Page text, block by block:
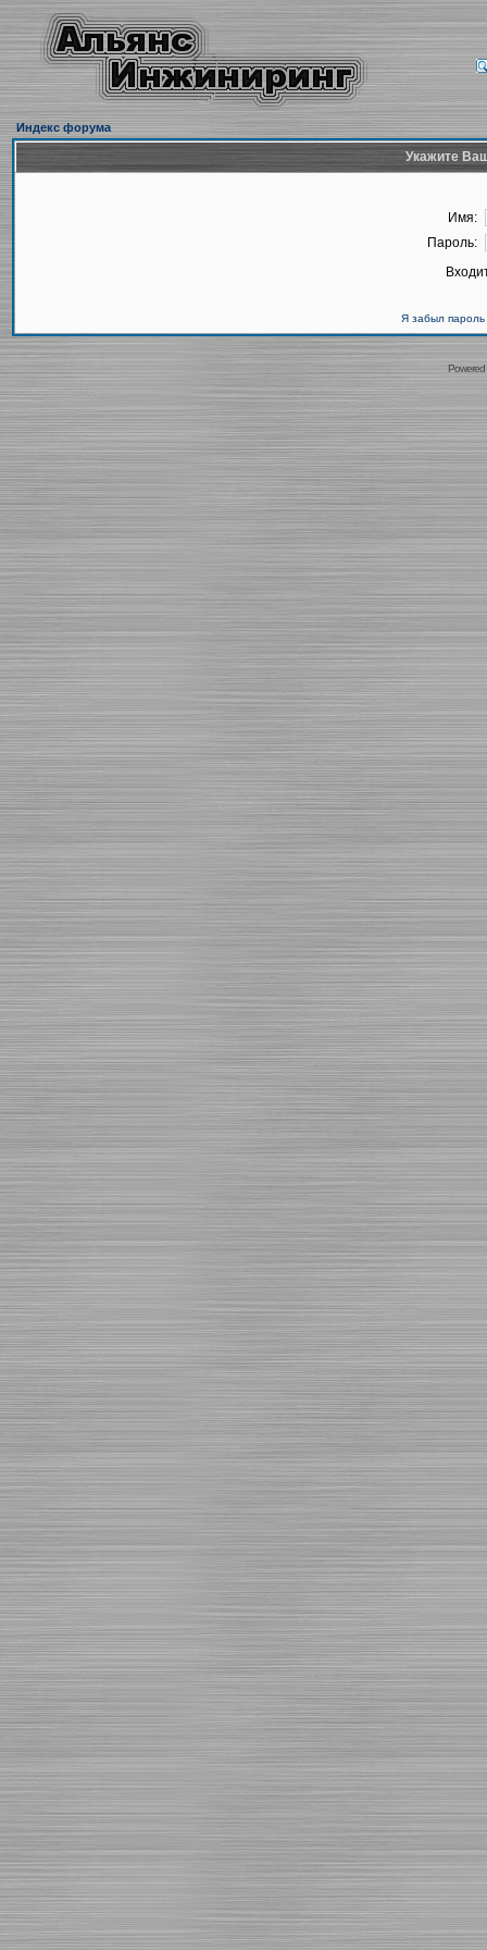
Индекс форума
Укажите
Имя:
Пароль:
Я забыл пароль